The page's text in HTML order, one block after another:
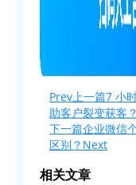
Prev上一篇7 小
助客户裂变获客？
下一篇企业微信
区别？ Next
相关文章